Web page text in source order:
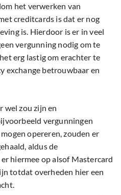
het verwerken van
creditcards is dat er nog
is. Hierdoor is er in veel
vergunning nodig om te
erg lastig om erachter te
exchange betrouwbaar en
wel zou zijn en
vergunningen
opereren, zouden er
aldus de
hiermee op alsof Mastercard
totdat overheden hier een